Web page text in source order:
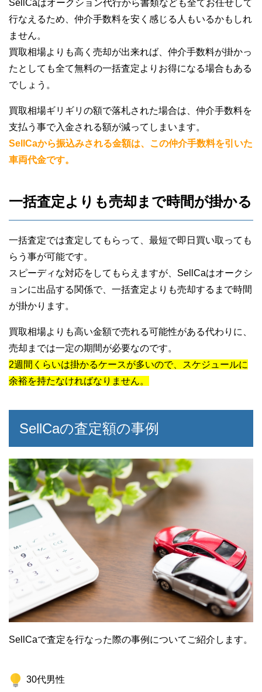
SellCaはオークション代行から書類なども全てお任せして
行なえるため、仲介手数料を安く感じる人もいるかもしれ
ません。
買取相場よりも高く売却が出来れば、仲介手数料が掛かっ
たとしても全て無料の一括査定よりお得になる場合もある
でしょう。
買取相場ギリギリの額で落札された場合は、仲介手数料を
支払う事で入金される額が減ってしまいます。
SellCaから振込みされる金額は、この仲介手数料を引いた
車両代金です。
一括査定よりも売却まで時間が掛かる
一括査定では査定してもらって、最短で即日買い取っても
らう事が可能です。
スピーディな対応をしてもらえますが、SellCaはオークシ
ョンに出品する関係で、一括査定よりも売却するまで時間
が掛かります。
買取相場よりも高い金額で売れる可能性がある代わりに、
売却までは一定の期間が必要なのです。
2週間くらいは掛かるケースが多いので、スケジュールに
余裕を持たなければなりません。
SellCaの査定額の事例
SellCaで査定を行なった際の事例についてご紹介します。
30代男性